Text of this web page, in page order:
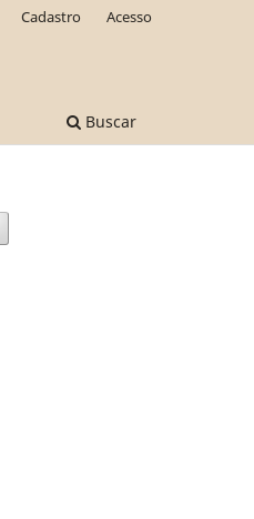
Buscar
Cadastro Acesso